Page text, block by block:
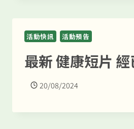
活動快訊 活動預告
最新 健康短片
20/08/2024